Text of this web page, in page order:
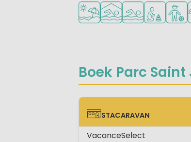
Ligt bij strand en zee
Overdekt zwembad
OpenluchtAanbevolen
Boek Parc
STACARAVAN
STACARAVAN
VacanceSelect